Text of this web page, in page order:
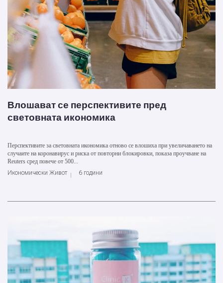
Влошават се перспективите пред
световната икономика
Перспективите за световната икономика отново се влошиха при увеличаването на
случаите на коронавирус и риска от повторни блокировки, показа проучване на
Reuters сред повече от 500...
Икономически Живот
6 години